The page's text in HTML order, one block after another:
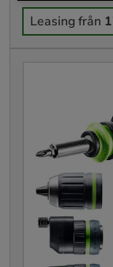
Leasing från